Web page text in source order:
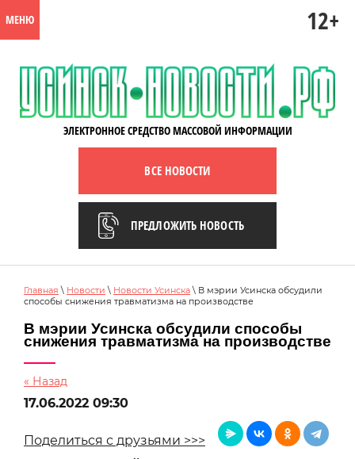
МЕНЮ 12+
ВСЕ НОВОСТИ
ЭЛЕКТРОННОЕ СРЕДСТВО МАССОВОЙ ИНФОРМАЦИИ
ПРЕДЛОЖИТЬ НОВОСТЬ
Главная \ Новости \ Новости Усинска\ В мэрии Усинска обсудили
способы снижения травматизма на производстве
В мэрии Усинска обсудили способы
снижения травматизма на производстве
« Назад
17.06.2022 09:30
Поделиться с друзьями >>>